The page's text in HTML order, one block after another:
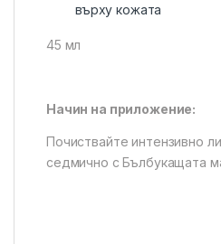
върху кожата
45 мл
Начин на приложение:
Почиствайте интензивно
седмично с Бълбукащата